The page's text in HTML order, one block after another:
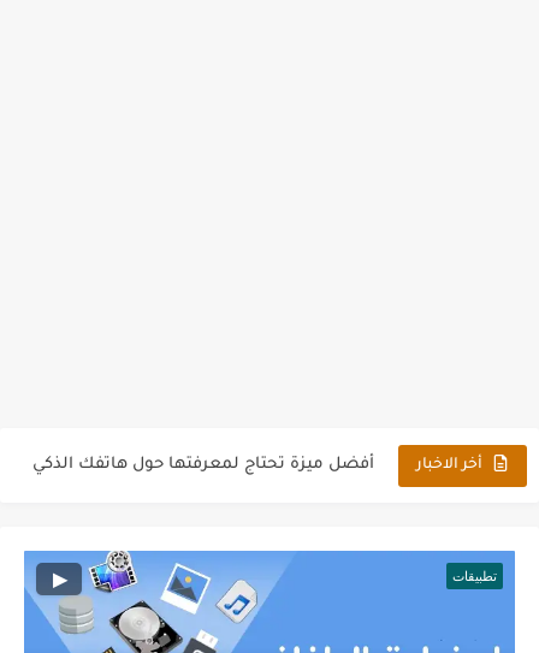
أخر الاخبار أفضل ميزة تحتاج لمعرفتها حول هاتفك الذكي
شركة خدمات تنظيف فلل ومجالس بأحدث المعدات في الرياض
كيفية تحسين محركات البحث الداخلية أثناء كتابة المحتوى
تطبيقات